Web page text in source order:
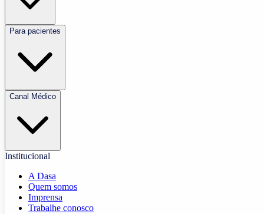
Para pacientes
Canal Médico
Institucional
A Dasa
Quem somos
Imprensa
Trabalhe conosco